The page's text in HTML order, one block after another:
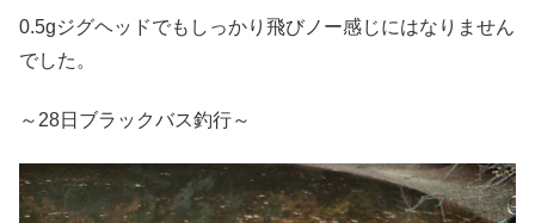
0.5gジグヘッドでもしっかり飛びノー感じにはなりません
でした。
～28日ブラックバス釣行～